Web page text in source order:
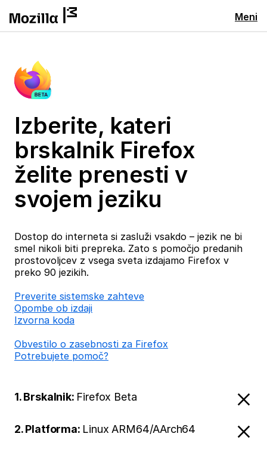
Meni
Izberite, kateri
brskalnik Firefox
želite prenesti v
svojem jeziku
Dostop do interneta si zasluži vsakdo – jezik ne bi
smel nikoli biti prepreka. Zato s pomočjo predanih
prostovoljcev z vsega sveta izdajamo Firefox v
preko 90 jezikih.
Preverite sistemske zahteve
Opombe ob izdaji
Izvorna koda
Obvestilo o zasebnosti za Firefox
Potrebujete pomoč?
1. Brskalnik: Firefox Beta
2. Platforma: Linux ARM64/AArch64